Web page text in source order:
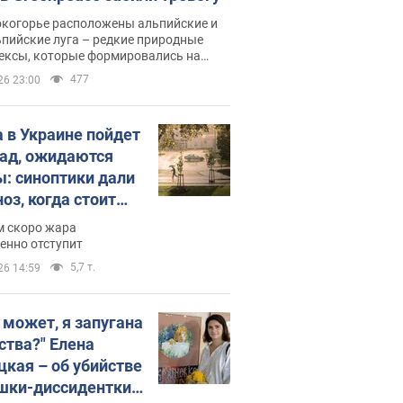
расположены альпийские и
луга – редкие природные
которые формировались на
сотен лет
23:00 477
Украине пойдет
ожидаются
синоптики дали
когда стоит
изменения
скоро жара
отступит
14:59 5,7 т.
я запугана
Елена
– об убийстве
диссидентки